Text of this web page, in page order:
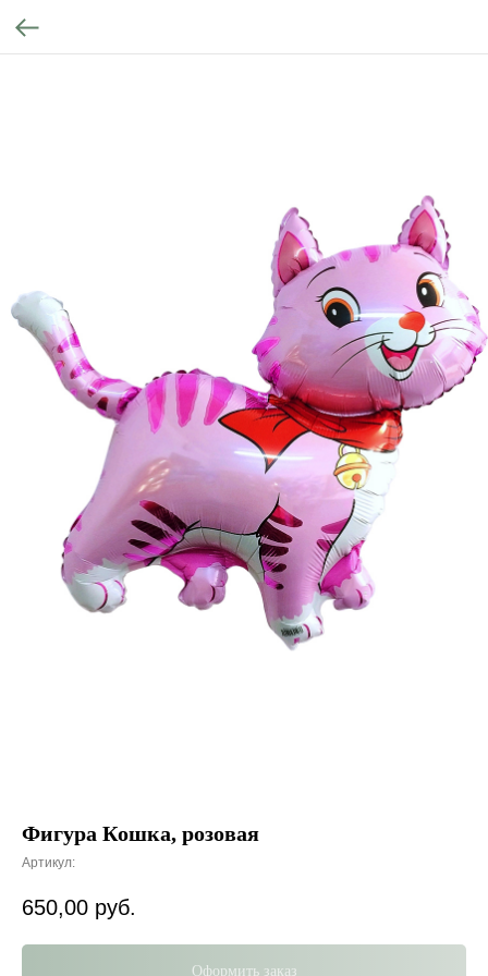
Фигура Кошка, розовая
Артикул:
650,00 руб.
Оформить заказ